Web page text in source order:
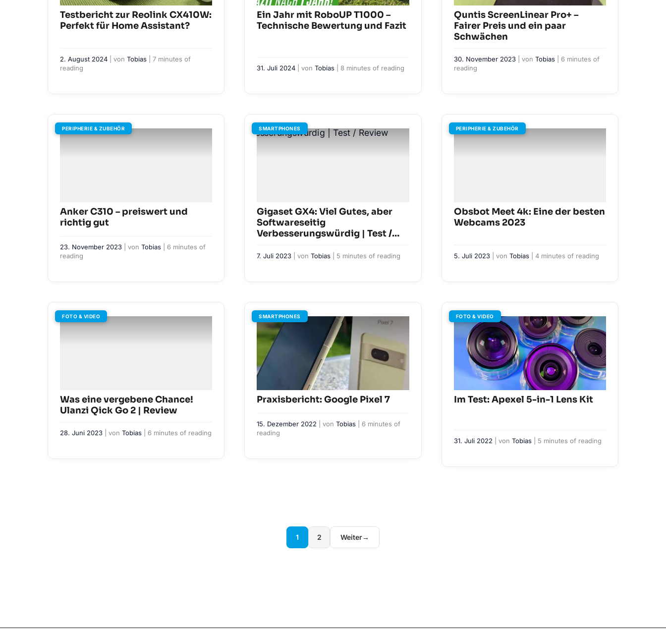
Testbericht zur Reolink CX410W:
Perfekt für Home Assistant?
2. August 2024 | von Tobias
7 minutes of
reading
Ein Jahr mit RoboUP T1000 –
Technische Bewertung und Fazit
31. Juli 2024 | vonTobias 8 minutes of reading
Quntis ScreenLinear Pro+ –
Fairer Preis und ein paar
Schwächen
30. November 2023 | von Tobias
6 minutes of
reading
Anker C310 – preiswert und
richtig gut
23. November 2023 | von Tobias
6 minutes of
reading
PERIPHERIE & ZUBEHÖR
Gigaset GX4: Viel Gutes, aber
Softwareseitig
Verbesserungswürdig | Test /
7. Juli 2023 | vonTobias 5 minutes of reading
SMARTPHONES
Obsbot Meet 4k: Eine der besten
Webcams 2023
5. Juli 2023 | von Tobias 4 minutes of reading
PERIPHERIE & ZUBEHÖR
Was eine vergebene Chance!
Ulanzi Qick Go 2 | Review
28. Juni 2023 | von Tobias 6 minutes of reading
FOTO & VIDEO
Praxisbericht: Google Pixel 7
15. Dezember 2022 | vonTobias |6 minutes of
reading
SMARTPHONES
Im Test: Apexel 5-in-1 Lens Kit
31. Juli 2022 | von Tobias 5 minutes of reading
FOTO & VIDEO
1 2 Weiter→